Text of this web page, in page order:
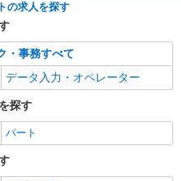
の求人を探す
・事務すべて
データ入力・オペレーター
探す
パート